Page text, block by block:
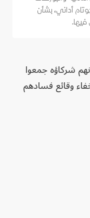
أداني، بشأن
شركاؤه جمعوا
وقائع فسادهم